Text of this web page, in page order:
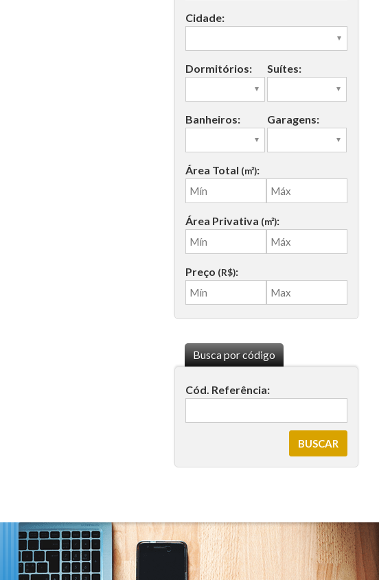
Cidade:
Dormitórios: Suítes:
Banheiros: Garagens:
Área Total (m²):
Área Privativa (m²):
Preço (R$):
Busca por código
Cód. Referência: